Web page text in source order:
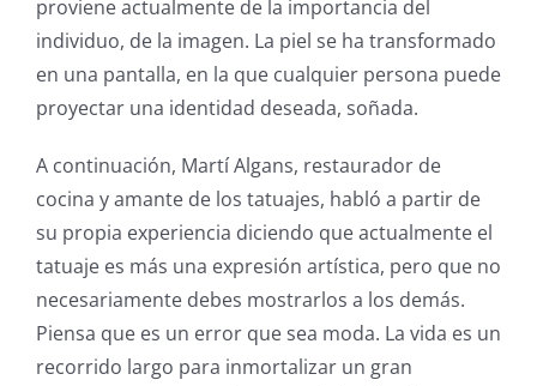
proviene actualmente de la importancia del
individuo, de la imagen. La piel se ha transformado
en una pantalla, en la que cualquier persona puede
proyectar una identidad deseada, soñada.
A continuación, Martí Algans, restaurador de
cocina y amante de los tatuajes, habló a partir de
su propia experiencia diciendo que actualmente el
tatuaje es más una expresión artística, pero que no
necesariamente debes mostrarlos a los demás.
Piensa que es un error que sea moda. La vida es un
recorrido largo para inmortalizar un gran